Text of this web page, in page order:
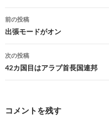
投
稿
ナ
ビ
ゲ
前の投稿
出張モードがオン
次の投稿
42カ国目はアラブ首長国連邦
コメントを残す